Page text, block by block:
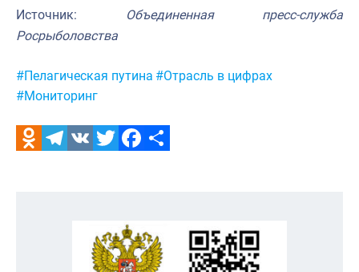
Источник:
Объединенная пресс-служба
Росрыболовства
Метки:
#Пелагическая путина #Отрасль в цифрах
#Мониторинг